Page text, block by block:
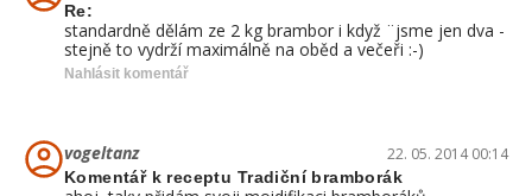
Re:
standardně dělám ze 2 kg brambor i když ¨jsme jen dva -
stejně to vydrží maximálně na oběd a večeři :-)
Nahlásit komentář
vogeltanz 22. 05. 2014 00:14
Komentář k receptu Tradiční bramborák